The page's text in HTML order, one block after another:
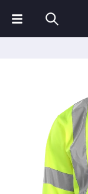
Sweatshirts
Mützen & Kappen
Sportbekleidung